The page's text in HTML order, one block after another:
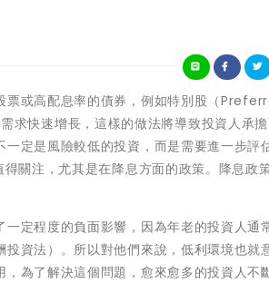
票或高配息率的債券，例如特別股（
求快速增長，這樣的做法將導致投資人承
定是風險較低的投資，而是需要進一步評
關注，尤其是在降息方面的政策。降息政
定程度的負面影響，因為年老的投資人通
資法）。所以對他們來說，低利環境也就
為了解決這個問題，愈來愈多的投資人不